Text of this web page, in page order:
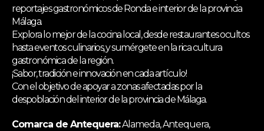
reportajes gastronómicos de Ronda e interior de la provincia
Málaga.
Explora lo mejor de la cocina local, desde restaurantes ocultos
hasta eventos culinarios, y sumérgete en la rica cultura
gastronómica de la región.
¡Sabor, tradición e innovación en cada artículo!
Con el objetivo de apoyar a zonas afectadas por la
despoblación del interior de la provincia de Málaga.
Comarca de Antequera:Alameda, Antequera,